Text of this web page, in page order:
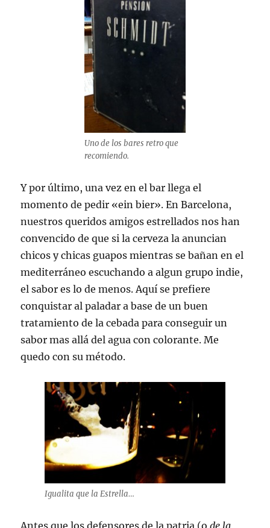
Uno de los bares retro que
recomiendo.
Y por último, una vez en el bar llega el
momento de pedir «ein bier». En Barcelona,
nuestros queridos amigos estrellados nos han
convencido de que si la cerveza la anuncian
chicos y chicas guapos mientras se bañan en el
mediterráneo escuchando a algun grupo indie,
el sabor es lo de menos. Aquí se prefiere
conquistar al paladar a base de un buen
tratamiento de la cebada para conseguir un
sabor mas allá del agua con colorante. Me
quedo con su método.
Igualita que la Estrella…
Antes que los defensores de la patria (ode la